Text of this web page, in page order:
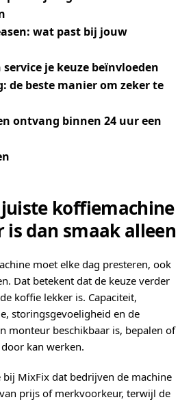
wat past bij jouw
je keuze beïnvloeden
de beste manier om zeker te
ontvang binnen 24 uur een
koffiemachine
is dan smaak alleen
moet elke dag presteren, ook
Dat betekent dat de keuze verder
koffie lekker is. Capaciteit,
storingsgevoeligheid en de
monteur beschikbaar is, bepalen of
kan werken.
MixFix dat bedrijven de machine
prijs of merkvoorkeur, terwijl de